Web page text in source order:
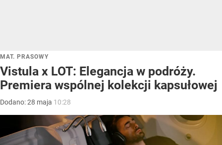
MAT. PRASOWY
Vistula x LOT: Elegancja w podróży.
Premiera wspólnej kolekcji kapsułowej
Dodano:28 maja 10:28